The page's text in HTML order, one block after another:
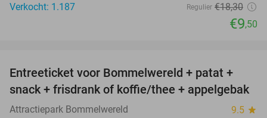
Verkocht: 1.187
Regulier €18,30
€9,50
23%
Entreeticket voor Bommelwereld + patat +
snack + frisdrank of koffie/thee + appelgebak
Attractiepark Bommelwereld 9.5 star